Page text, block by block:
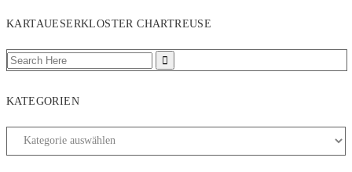
KARTAUESERKLOSTER CHARTREUSE
KATEGORIEN